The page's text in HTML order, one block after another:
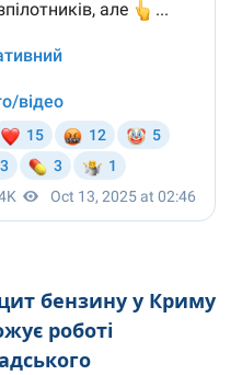
бензину у Криму
роботі